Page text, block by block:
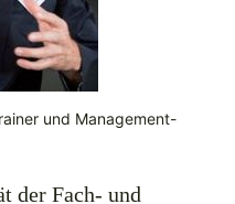
und Management-
der Fach- und